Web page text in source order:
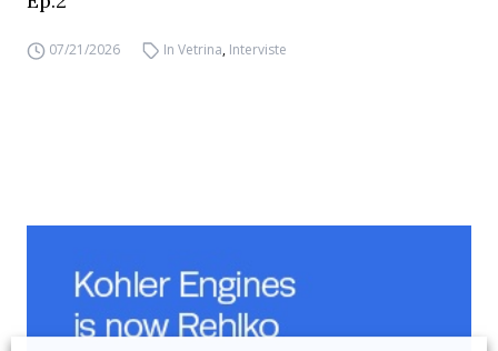
07/21/2026 In Vetrina, Interviste